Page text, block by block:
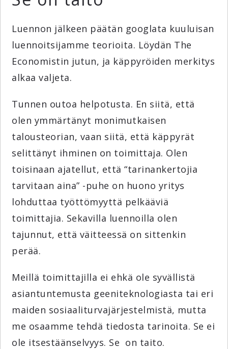
Luennon jälkeen päätän googlata kuuluisan
luennoitsijamme teorioita. Löydän The
Economistin jutun, ja käppyröiden merkitys
alkaa valjeta.
Tunnen outoa helpotusta. En siitä, että
olen ymmärtänyt monimutkaisen
talousteorian, vaan siitä, että käppyrät
selittänyt ihminen on toimittaja. Olen
toisinaan ajatellut, että “tarinankertojia
tarvitaan aina” -puhe on huono yritys
lohduttaa työttömyyttä pelkääviä
toimittajia. Sekavilla luennoilla olen
tajunnut, että väitteessä on sittenkin
perää.
Meillä toimittajilla ei ehkä ole syvällistä
asiantuntemusta geeniteknologiasta tai eri
maiden sosiaaliturvajärjestelmistä, mutta
me osaamme tehdä tiedosta tarinoita. Se ei
ole itsestäänselvyys. Se on taito.